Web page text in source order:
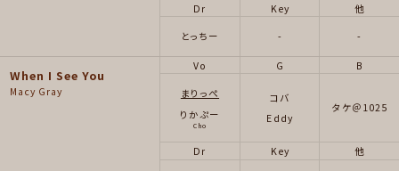
Dr
とっちー
Key
-
他
-
When I See You
Macy Gray
Vo
まりっぺ
りかぷー
Cho
G
コバ
Eddy
B
タケ＠1025
Dr Key 他